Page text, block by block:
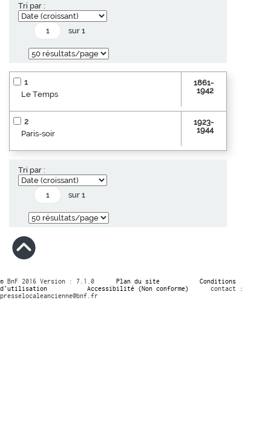
Tri par :
sur 1
1
Le Temps
1861-
1942
2
Paris-soir
1923-
1944
Tri par :
sur 1
© BnF 2016 Version : 7.1.0 Plan du site
Conditions
d’utilisation
Accessibilité (Non conforme)
contact :
presselocaleancienne@bnf.fr